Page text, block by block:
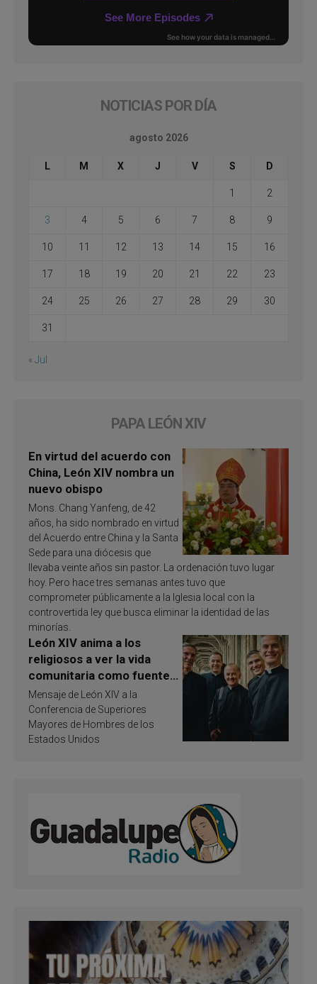
NOTICIAS POR DÍA
agosto 2026
L M X J V S D
1 2
3 4 5 6 7 8 9
10 11 12 13 14 15 16
17 18 19 20 21 22 23
24 25 26 27 28 29 30
31
« Jul
PAPA LEÓN XIV
En virtud del acuerdo con
China, León XIV nombra un
nuevo obispo
Mons. Chang Yanfeng, de 42
años, ha sido nombrado en virtud
del Acuerdo entre China y la Santa
Sede para una diócesis que
llevaba veinte años sin pastor. La ordenación tuvo lugar
hoy. Pero hace tres semanas antes tuvo que
comprometer públicamente a la Iglesia local con la
controvertida ley que busca eliminar la identidad de las
minorías.
León XIV anima a los
religiosos a ver la vida
comunitaria como fuente
de inspiración y
santificación
Mensaje de León XIV a la
Conferencia de Superiores
Mayores de Hombres de los
Estados Unidos